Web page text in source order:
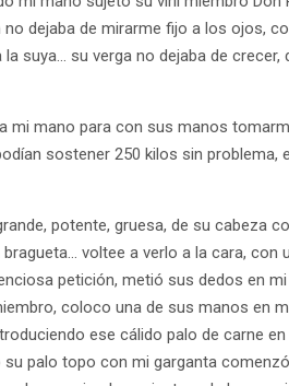
dejaba de mirarme fijo a los ojos,
suya… su verga no dejaba de crecer,
mi mano para con sus manos
sostener 250 kilos sin problema,
potente, gruesa, de su cabeza
voltee a verlo a la cara, con
petición, metió sus dedos en
coloco una de sus manos en
ese cálido palo de carne
palo topo con mi garganta